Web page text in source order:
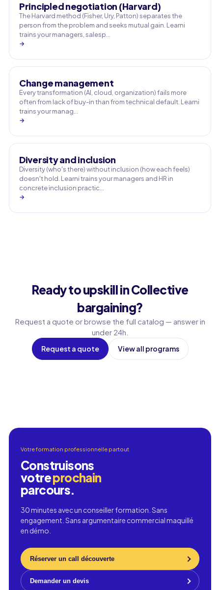
Principled negotiation (Harvard)
The Harvard method (Fisher, Ury, Patton) separates the
person from the problem and seeks mutual gain. Learni
trains your managers, salesp…
→
Change management
Every transformation (AI, cloud, organization) fails more
often from lack of buy-in than from technical default. Learni
trains your manag…
→
Diversity and inclusion
Diversity (who's there) without inclusion (how each feels)
doesn't hold. Learni trains your managers and HR in
concrete inclusion practic…
→
Ready to upskill in Collective
bargaining?
Request a quote or browse the full catalog — answer in
under 24h.
Request a quote View all programs
Votre formation professionnelle partout
Construisons
votreprochain
parcours.
30 minutes avec un conseiller formation. Sans
engagement. Sans argumentaire commercial maquillé
en démo.
Réserver un call découverte
Demander un devis